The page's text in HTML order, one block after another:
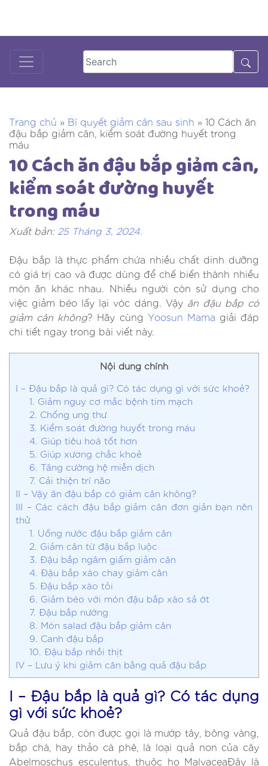
content
18001125
Trang chủ » Bí quyết giảm cân sau sinh » 10 Cách ăn
đậu bắp giảm cân, kiểm soát đường huyết trong
máu
10 Cách ăn đậu bắp giảm cân,
kiểm soát đường huyết
trong máu
Xuất bản: 25 Tháng 3, 2024.
Đậu bắp là thực phẩm chứa nhiều chất dinh dưỡng
có giá trị cao và được dùng để chế biến thành nhiều
món ăn khác nhau. Nhiều người còn sử dụng cho
việc giảm béo lấy lại vóc dáng. Vậy ăn đậu bắp có
giảm cân không? Hãy cùng Yoosun Mama giải đáp
chi tiết ngay trong bài viết này.
Nội dung chính
I – Đậu bắp là quả gì? Có tác dụng gì với sức khoẻ?
1. Giảm nguy cơ mắc bệnh tim mạch
2. Chống ung thư
3. Kiểm soát đường huyết trong máu
4. Giúp tiêu hoá tốt hơn
5. Giúp xương chắc khoẻ
6. Tăng cường hệ miễn dịch
7. Cải thiện trí não
II – Vậy ăn đậu bắp có giảm cân không?
III – Các cách đậu bắp giảm cân đơn giản bạn nên
thử
1. Uống nước đậu bắp giảm cân
2. Giảm cân từ đậu bắp luộc
3. Đậu bắp ngâm giấm giảm cân
4. Đậu bắp xào chay giảm cân
5. Đậu bắp xào tỏi
6. Giảm béo với món đậu bắp xào sả ớt
7. Đậu bắp nướng
8. Món salad đậu bắp giảm cân
9. Canh đậu bắp
10. Đậu bắp nhồi thịt
IV – Lưu ý khi giảm cân bằng quả đậu bắp
I – Đậu bắp là quả gì? Có tác dụng
gì với sức khoẻ?
Quả đậu bắp, còn được gọi là mướp tây, bông vàng,
bắp chà, hay thảo cà phê, là loại quả non của cây
Abelmoschus esculentus, thuộc họ MalvaceaĐây là